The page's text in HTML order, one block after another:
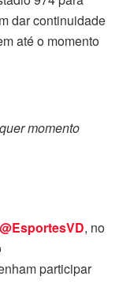
dar continuidade
até o momento
momento
@EsportesVD, no
participar